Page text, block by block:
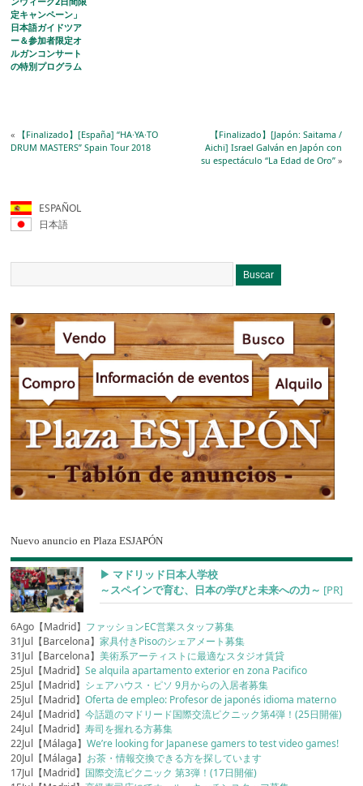
定キャンペーン」
日本語ガイドツア
ー＆参加者限定オ
ルガンコンサート
の特別プログラム
« 【Finalizado】[España] “HA·YA·TO
DRUM MASTERS” Spain Tour 2018
【Finalizado】[Japón: Saitama /
Aichi] Israel Galván en Japón con
su espectáculo “La Edad de Oro”»
ESPAÑOL
日本語
Nuevo anuncio en Plaza ESJAPÓN
▶︎ マドリッド日本人学校
～スペインで育む、日本の学びと未来への力～ [PR]
6Ago【Madrid】 ファッションEC営業スタッフ募集
31Jul【Barcelona】家具付きPisoのシェアメート募集
31Jul【Barcelona】美術系アーティストに最適なスタジオ賃貸
25Jul【Madrid】Se alquila apartamento exterior en zona Pacifico
25Jul【Madrid】 シェアハウス・ピソ 9月からの入居者募集
25Jul【Madrid】Oferta de empleo: Profesor de japonés idioma materno
24Jul【Madrid】今話題のマドリード国際交流ピクニック第4弾！(25日開催)
24Jul【Madrid】寿司を握れる方募集
22Jul【Málaga】We’re looking for Japanese gamers to test video games!
20Jul【Málaga】 お茶・情報交換できる方を探しています
17Jul【Madrid】 国際交流ピクニック 第3弾！(17日開催)